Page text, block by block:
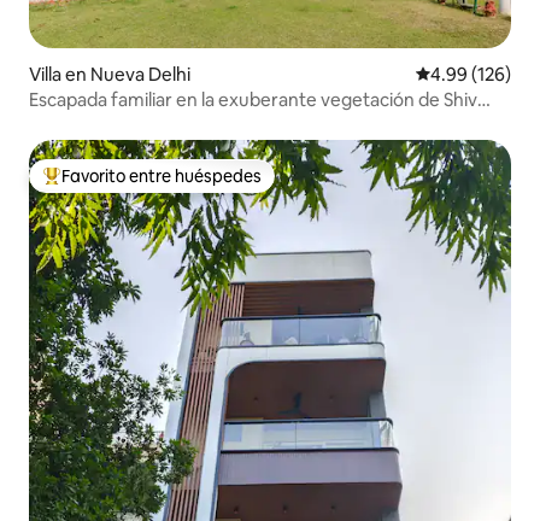
Villa en Nueva Delhi Calificación
4.99 (126)
Escapada familiar en la exuberante vegetación de Shiv
Favorito entre huéspedes preferido
Favorito entre huéspedes